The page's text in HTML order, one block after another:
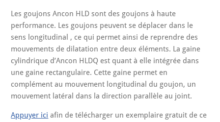
Les goujons Ancon HLD sont des goujons à haute
performance. Les goujons peuvent se déplacer dans le
sens longitudinal , ce qui permet ainsi de reprendre des
mouvements de dilatation entre deux éléments. La gaine
cylindrique d’Ancon HLDQ est quant à elle intégrée dans
une gaine rectangulaire. Cette gaine permet en
complément au mouvement longitudinal du goujon, un
mouvement latéral dans la direction parallèle au joint.
Appuyer ici afin de télécharger un exemplaire gratuit de ce